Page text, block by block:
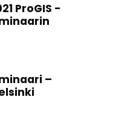
ProGIS -
–